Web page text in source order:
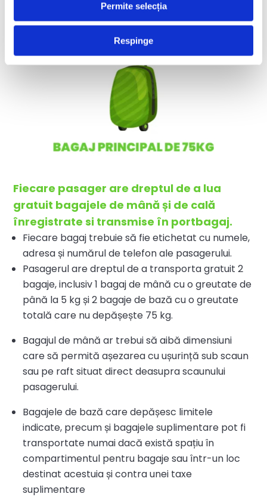
Permite selecția
Respinge
Fiecare pasager are dreptul de a lua
gratuit bagajele de mânăși de cală
înregistrate si transmise în portbagaj.
Fiecare bagaj trebuie să fie etichetat cu numele,
adresa și numărul de telefon ale pasagerului.
Pasagerul are dreptul de a transporta gratuit 2
bagaje, inclusiv 1 bagaj de mână cu o greutate de
până la 5 kg și 2 bagaje de bază cu o greutate
totală care nu depășește 75 kg.
Bagajul de mână ar trebui să aibă dimensiuni
care să permită așezarea cu ușurință sub scaun
sau pe raft situat direct deasupra scaunului
pasagerului.
Bagajele de bază care depășesc limitele
indicate, precum și bagajele suplimentare pot fi
transportate numai dacă există spațiu în
compartimentul pentru bagaje sau într-un loc
destinat acestuia și contra unei taxe
suplimentare